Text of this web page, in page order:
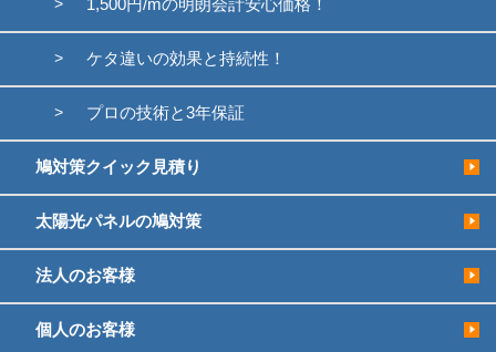
1,500円/mの明朗会計安心価格！
ケタ違いの効果と持続性！
プロの技術と3年保証
鳩対策クイック見積り
太陽光パネルの鳩対策
法人のお客様
個人のお客様